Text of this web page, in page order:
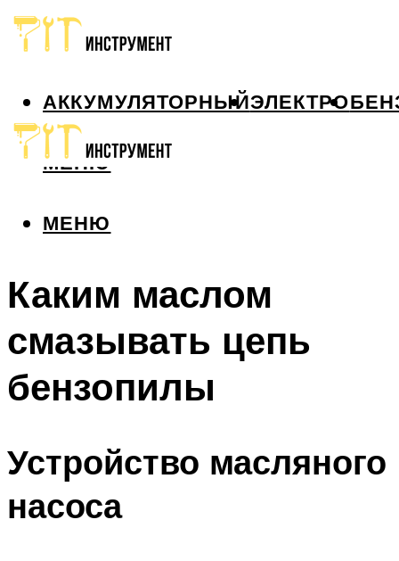
АККУМУЛЯТОРНЫЙЭЛЕКТРО
МЕНЮ
МЕНЮ
Каким маслом
смазывать цепь
бензопилы
Устройство масляного
насоса